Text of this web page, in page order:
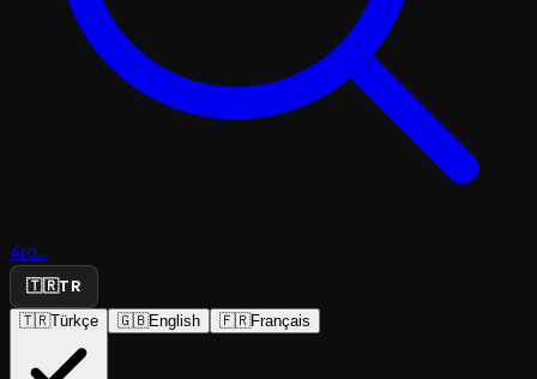
Ara...
🇹🇷TR
🇹🇷Türkçe 🇬🇧English 🇫🇷Français